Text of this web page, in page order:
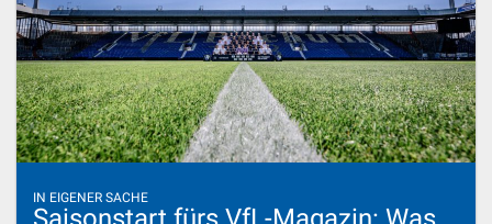
IN EIGENER SACHE